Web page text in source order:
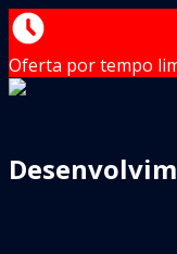
Oferta por tempo